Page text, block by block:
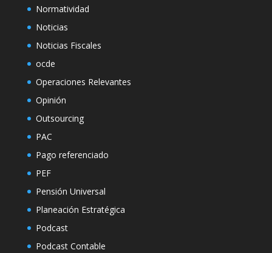
Normatividad
Noticias
Noticias Fiscales
ocde
Operaciones Relevantes
Opinión
Outsourcing
PAC
Pago referenciado
PEF
Pensión Universal
Planeación Estratégica
Podcast
Podcast Contable